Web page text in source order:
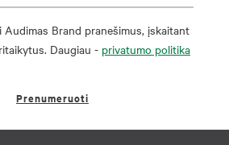
Brand pranešimus, įskaitant
Daugiau - privatumo politika
Prenumeruoti